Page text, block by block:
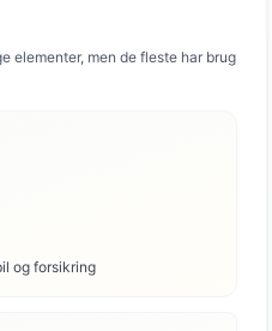
elementer, men de fleste har brug
og forsikring